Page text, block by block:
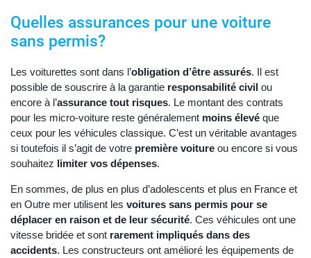
Quelles assurances pour une voiture
sans permis?
Les voiturettes sont dans l’obligation d’être assurés. Il est
possible de souscrire à la garantie responsabilité civil ou
encore à l’assurance tout risques. Le montant des contrats
pour les micro-voiture reste généralement moins élevé que
ceux pour les véhicules classique. C’est un véritable avantages
si toutefois il s’agit de votre première voiture ou encore si vous
souhaitez limiter vos dépenses.
En sommes, de plus en plus d’adolescents et plus en France et
en Outre mer utilisent les voitures sans permis pour se
déplacer en raison et de leur sécurité. Ces véhicules ont une
vitesse bridée et sont rarement impliqués dans des
accidents. Les constructeurs ont amélioré les équipements de